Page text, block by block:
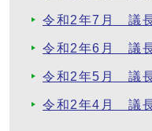
令和2年7月 議
令和2年6月 議
令和2年5月 議
令和2年4月 議